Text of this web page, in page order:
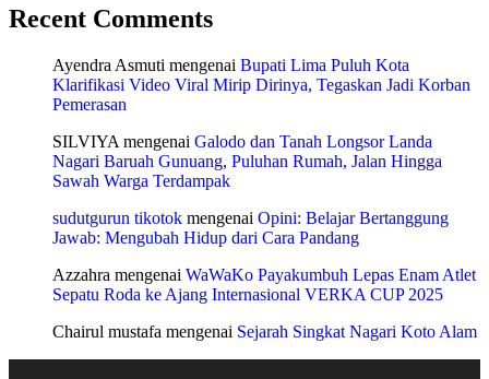
Recent Comments
Ayendra Asmuti mengenai Bupati Lima Puluh Kota
Klarifikasi Video Viral Mirip Dirinya, Tegaskan Jadi Korban
Pemerasan
SILVIYA mengenai Galodo dan Tanah Longsor Landa
Nagari Baruah Gunuang, Puluhan Rumah, Jalan Hingga
Sawah Warga Terdampak
sudutgurun tikotok mengenai Opini: Belajar Bertanggung
Jawab: Mengubah Hidup dari Cara Pandang
Azzahra mengenai WaWaKo Payakumbuh Lepas Enam Atlet
Sepatu Roda ke Ajang Internasional VERKA CUP 2025
Chairul mustafa mengenai Sejarah Singkat Nagari Koto Alam